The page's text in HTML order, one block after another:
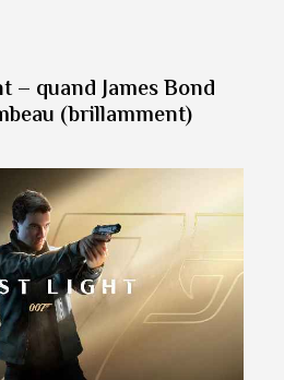
– quand James Bond
(brillamment)